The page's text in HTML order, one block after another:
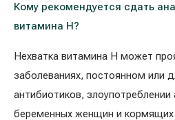
Кому рекомендуется сдать
витамина Н?
Нехватка витамина H может
заболеваниях, постоянном или
антибиотиков, злоупотреблении
беременных женщин и кормящих